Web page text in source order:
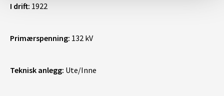
I drift: 1922
Primærspenning: 132 kV
Teknisk anlegg: Ute/Inne